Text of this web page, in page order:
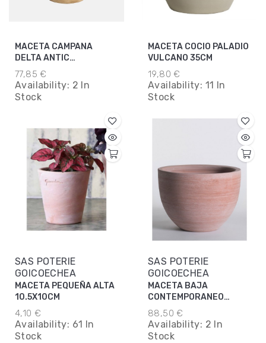
MACETA CAMPANA
DELTA ANTIC
TERRACOTA 59X50CM
77,85 €
Availability: 2 In
Stock
MACETA COCIO PALADIO
VULCANO 35CM
19,80 €
Availability: 11 In
Stock
SAS POTERIE
GOICOECHEA
MACETA PEQUEÑA ALTA
10.5X10CM
4,10 €
Availability: 61 In
Stock
SAS POTERIE
GOICOECHEA
MACETA BAJA
CONTEMPORANEO
50X37CM
88,50 €
Availability: 2 In
Stock